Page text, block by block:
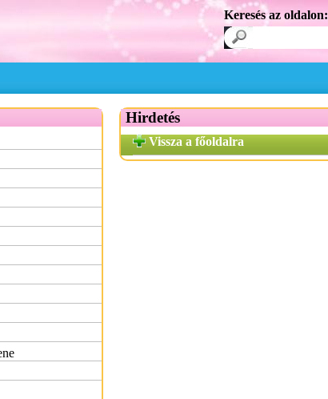
Keresés az oldalon:
Hirdetés
Vissza a főoldalra